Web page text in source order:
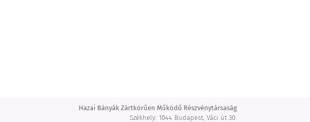
Hazai Bányák Zártkörűen Működő Részvénytársaság
Székhely: 1044 Budapest, Váci út 30.